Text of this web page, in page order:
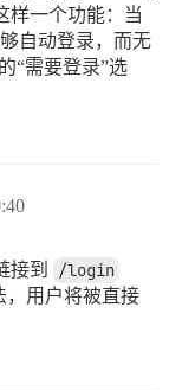
样一个功能：当
自动登录，而无
“需要登录”选
接到 /login
，用户将被直接